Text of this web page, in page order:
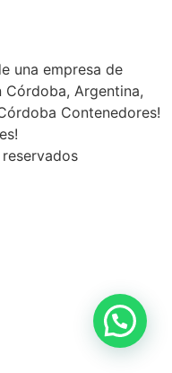
una empresa de
Argentina,
Contenedores!